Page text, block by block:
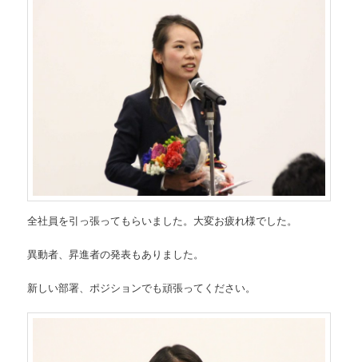
全社員を引っ張ってもらいました。大変お疲れ様でした。
異動者、昇進者の発表もありました。
新しい部署、ポジションでも頑張ってください。